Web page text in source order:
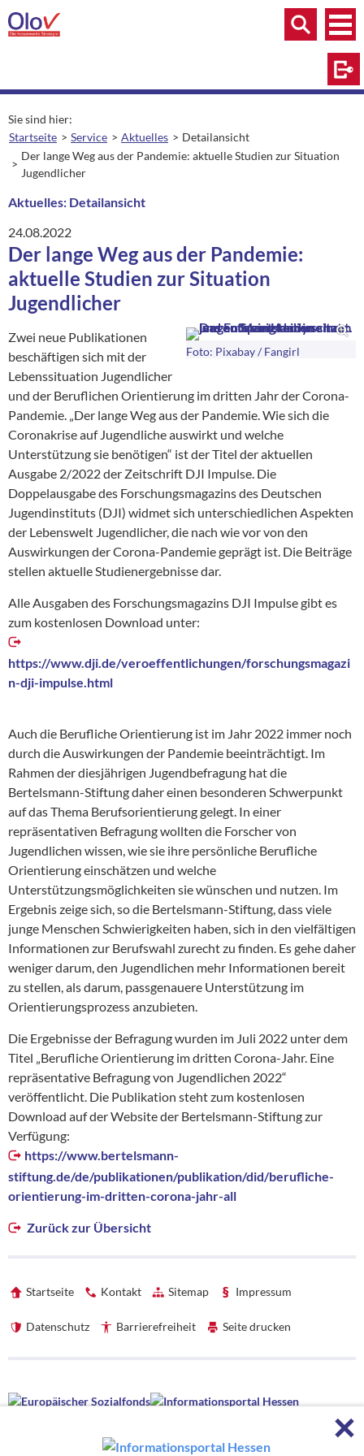
Zum Inhalt springen
Menü
Menü
Suche
Sie sind hier:
Startseite
Service Aktuelles aktuelle Seite:
Detailansicht
Der lange Weg aus der Pandemie: aktuelle Studien zur Situation
Jugendlicher
Aktuelles: Detailansicht
24.08.2022
Der lange Weg aus der Pandemie:
aktuelle Studien zur Situation
Jugendlicher
Foto: Pixabay / Fangirl
Zwei neue Publikationen
beschäftigen sich mit der
Lebenssituation Jugendlicher
und der Beruflichen Orientierung im dritten Jahr der Corona-
Pandemie. „Der lange Weg aus der Pandemie. Wie sich die
Coronakrise auf Jugendliche auswirkt und welche
Unterstützung sie benötigen“ ist der Titel der aktuellen
Ausgabe 2/2022 der Zeitschrift DJI Impulse. Die
Doppelausgabe des Forschungsmagazins des Deutschen
Jugendinstituts (DJI) widmet sich unterschiedlichen Aspekten
der Lebenswelt Jugendlicher, die nach wie vor von den
Auswirkungen der Corona-Pandemie geprägt ist. Die Beiträge
stellen aktuelle Studienergebnisse dar.
Alle Ausgaben des Forschungsmagazins DJI Impulse gibt es
zum kostenlosen Download unter:
https://www.dji.de/veroeffentlichungen/forschungsmagazi
n-dji-impulse.html
Auch die Berufliche Orientierung ist im Jahr 2022 immer noch
durch die Auswirkungen der Pandemie beeinträchtigt. Im
Rahmen der diesjährigen Jugendbefragung hat die
Bertelsmann-Stiftung daher einen besonderen Schwerpunkt
auf das Thema Berufsorientierung gelegt. In einer
repräsentativen Befragung wollten die Forscher von
Jugendlichen wissen, wie sie ihre persönliche Berufliche
Orientierung einschätzen und welche
Unterstützungsmöglichkeiten sie wünschen und nutzen. Im
Ergebnis zeige sich, so die Bertelsmann-Stiftung, dass viele
junge Menschen Schwierigkeiten haben, sich in den vielfältigen
Informationen zur Berufswahl zurecht zu finden. Es gehe daher
weniger darum, den Jugendlichen mehr Informationen bereit
zu stellen, als darum, passgenauere Unterstützung im
Orientierungsprozess anzubieten.
Die Ergebnisse der Befragung wurden im Juli 2022 unter dem
Titel „Berufliche Orientierung im dritten Corona-Jahr. Eine
repräsentative Befragung von Jugendlichen 2022“
veröffentlicht. Die Publikation steht zum kostenlosen
Download auf der Website der Bertelsmann-Stiftung zur
Verfügung:
https://www.bertelsmann-
stiftung.de/de/publikationen/publikation/did/berufliche-
orientierung-im-dritten-corona-jahr-all
Zurück zur Übersicht
Startseite Kontakt Sitemap Impressum
Datenschutz Barrierefreiheit Seite drucken
Die hessenweite Strategie OloV wird gefördert von der Europäischen
Union sowie aus Mitteln des Hessischen Ministeriums für Wirtschaft,